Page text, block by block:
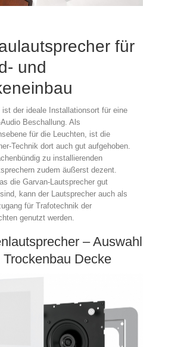
für
und
ist der ideale Installationsort für eine
Beschallung. Als
für die Leuchten, ist die
Technik dort auch gut aufgehoben.
zu installierenden
zudem äußerst dezent.
die Garvan-Lautsprecher gut
kann der Lautsprecher auch als
für Trafotechnik der
genutzt werden.
– Auswahl
Trockenbau Decke